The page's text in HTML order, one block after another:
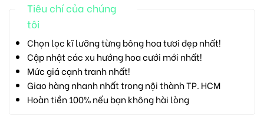
Tiêu chí của chúng
tôi
Chọn lọc kĩ lưỡng từng bông hoa tươi đẹp nhất!
Cập nhật các xu hướng hoa cưới mới nhất!
Mức giá cạnh tranh nhất!
Giao hàng nhanh nhất trong nội thành TP. HCM
Hoàn tiền 100% nếu bạn không hài lòng